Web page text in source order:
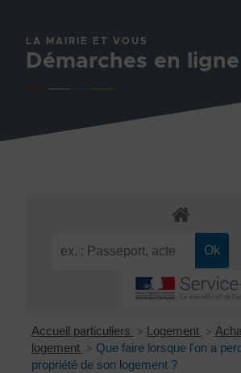
LA MAIRIE ET VOUS
Démarches en ligne
Accueil particuliers > Logement >
logement
> Que faire lorsque l'on a
propriété de son logement ?